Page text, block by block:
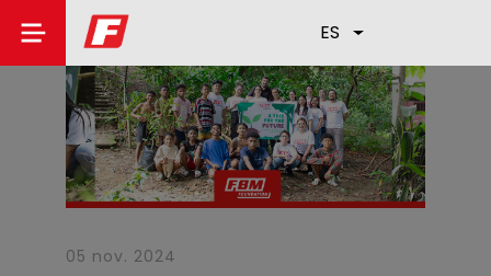
ES
05 nov. 2024